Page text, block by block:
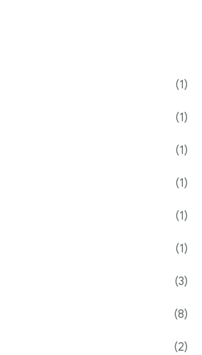
(1)
(1)
(1)
(1)
(1)
(1)
(3)
(8)
(2)